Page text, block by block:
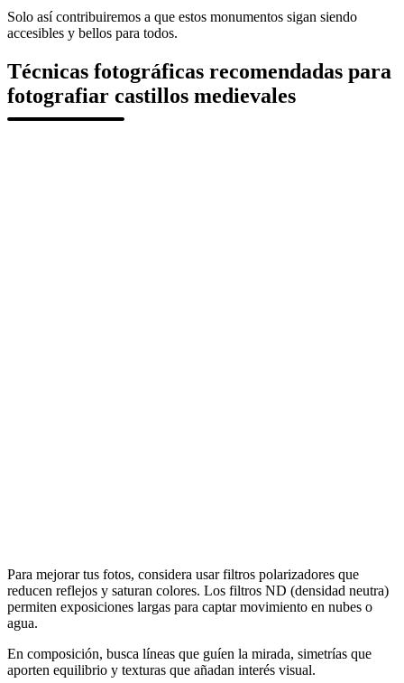
Solo así contribuiremos a que estos monumentos sigan siendo
accesibles y bellos para todos.
Técnicas fotográficas recomendadas para
fotografiar castillos medievales
Para mejorar tus fotos, considera usar filtros polarizadores que
reducen reflejos y saturan colores. Los filtros ND (densidad neutra)
permiten exposiciones largas para captar movimiento en nubes o
agua.
En composición, busca líneas que guíen la mirada, simetrías que
aporten equilibrio y texturas que añadan interés visual.